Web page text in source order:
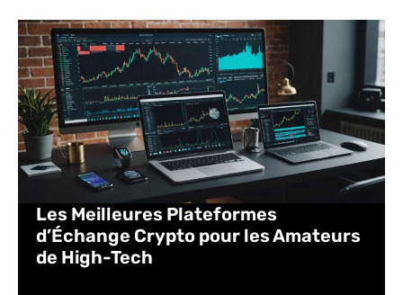
Les Meilleures Plateformes
d’Échange Crypto pour les Amateurs
de High-Tech